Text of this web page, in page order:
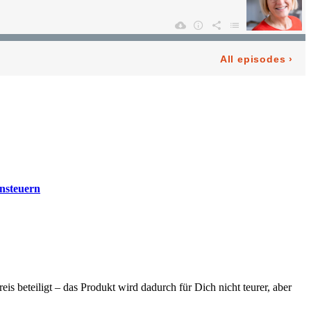
beteiligt – das Produkt wird dadurch für Dich nicht teurer, aber